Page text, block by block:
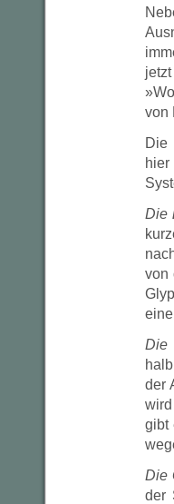
von
Die
Die
von
Die
der
gibt
Die
der